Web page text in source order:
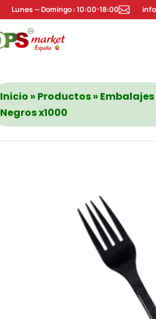
Lunes — Domingo : 10:00-18:00
Inicio » Productos» Embalajes
Negros x1000